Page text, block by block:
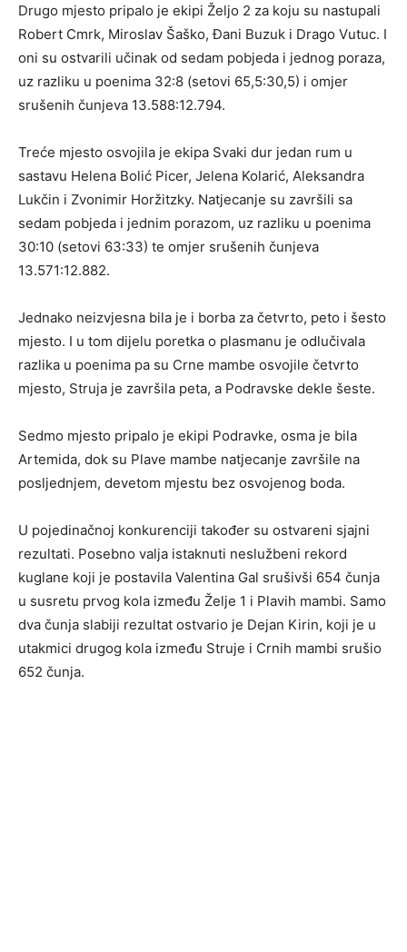
Drugo mjesto pripalo je ekipi Željo 2 za koju su nastupali
Robert Cmrk, Miroslav Šaško, Đani Buzuk i Drago Vutuc. I
oni su ostvarili učinak od sedam pobjeda i jednog poraza,
uz razliku u poenima 32:8 (setovi 65,5:30,5) i omjer
srušenih čunjeva 13.588:12.794.
Treće mjesto osvojila je ekipa Svaki dur jedan rum u
sastavu Helena Bolić Picer, Jelena Kolarić, Aleksandra
Lukčin i Zvonimir Horžitzky. Natjecanje su završili sa
sedam pobjeda i jednim porazom, uz razliku u poenima
30:10 (setovi 63:33) te omjer srušenih čunjeva
13.571:12.882.
Jednako neizvjesna bila je i borba za četvrto, peto i šesto
mjesto. I u tom dijelu poretka o plasmanu je odlučivala
razlika u poenima pa su Crne mambe osvojile četvrto
mjesto, Struja je završila peta, a Podravske dekle šeste.
Sedmo mjesto pripalo je ekipi Podravke, osma je bila
Artemida, dok su Plave mambe natjecanje završile na
posljednjem, devetom mjestu bez osvojenog boda.
U pojedinačnoj konkurenciji također su ostvareni sjajni
rezultati. Posebno valja istaknuti neslužbeni rekord
kuglane koji je postavila Valentina Gal srušivši 654 čunja
u susretu prvog kola između Želje 1 i Plavih mambi. Samo
dva čunja slabiji rezultat ostvario je Dejan Kirin, koji je u
utakmici drugog kola između Struje i Crnih mambi srušio
652 čunja.